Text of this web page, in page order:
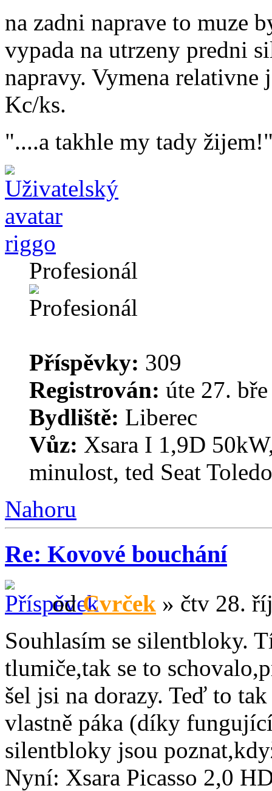
na zadni naprave to muze
vypada na utrzeny predni
napravy. Vymena relativne
Kc/ks.
"....a takhle my tady
riggo
Profesionál
Příspěvky: 309
Registrován: úte 27.
Bydliště: Liberec
Vůz: Xsara I 1,9D
minulost, ted Seat
Nahoru
Re: Kovové bouchání
odCvrček » čtv 28.
Souhlasím se silentbloky.
tlumiče,tak se to
šel jsi na dorazy. Teď to
vlastně páka (díky
silentbloky jsou
Nyní: Xsara Picasso 2,0